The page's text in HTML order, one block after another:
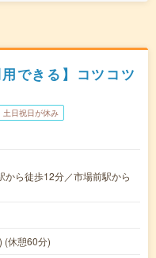
できる】コツコツ
土日祝日が休み
から徒歩12分／市場前駅から
(休憩60分)